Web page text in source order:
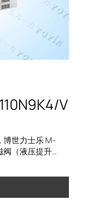
V
博世力士乐 M-
阀（液压提升…